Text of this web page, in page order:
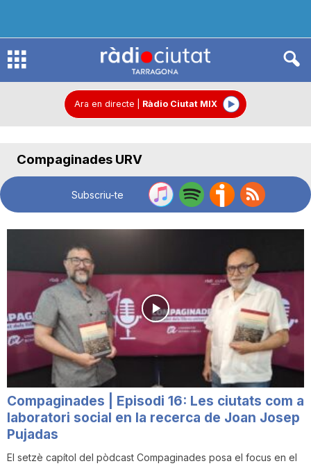
R
i
u
t
a
Ara en directe Ràdio Ciutat MIX
Compaginades URV
Subscriu-te
Compaginades | Episodi 16: Les ciutats com a
laboratori social en la recerca de Joan Josep
Pujadas
El setzè capítol del pòdcast Compaginades posa el focus en el